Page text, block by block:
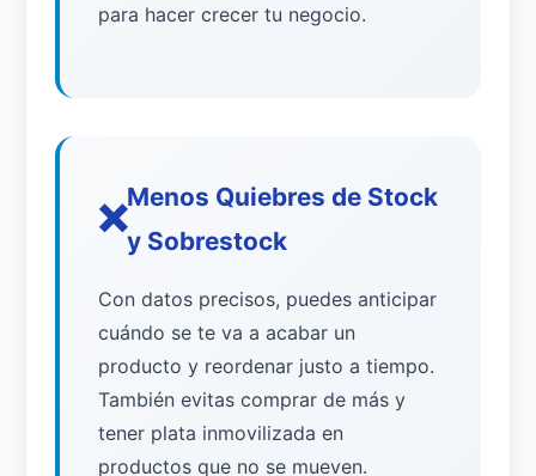
para hacer crecer tu negocio.
❌Menos Quiebres de Stock
y Sobrestock
Con datos precisos, puedes anticipar
cuándo se te va a acabar un
producto y reordenar justo a tiempo.
También evitas comprar de más y
tener plata inmovilizada en
productos que no se mueven.